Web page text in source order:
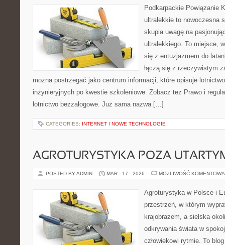
Podkarpackie Powiązanie
ultralekkie to nowoczesna
skupia uwagę na
ultralekkiego. To miejsce,
się z entuzjazmem do
łączą się z rzeczywistym
można postrzegać jako centrum informacji, które opisuje
inżynieryjnych po kwestie szkoleniowe. Zobacz też Prawo i
lotnictwo bezzałogowe. Już sama nazwa […]
CATEGORIES: INTERNET I NOWE TECHNOLOGIE
AGROTURYSTYKA POZA
POSTED BY ADMIN MAR - 17 - 2026 MOŻLIWOŚĆ
Agroturystyka w Polsce i
przestrzeń, w którym
krajobrazem, a sielska
odkrywania świata w
człowiekowi rytmie. To